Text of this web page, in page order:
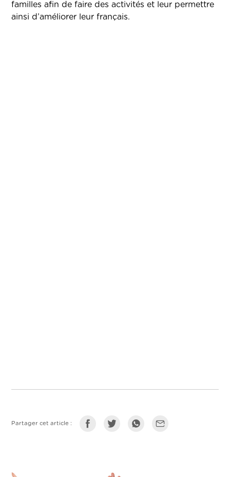
familles afin de faire des activités et leur permettre
ainsi d’améliorer leur français.
Partager cet article :